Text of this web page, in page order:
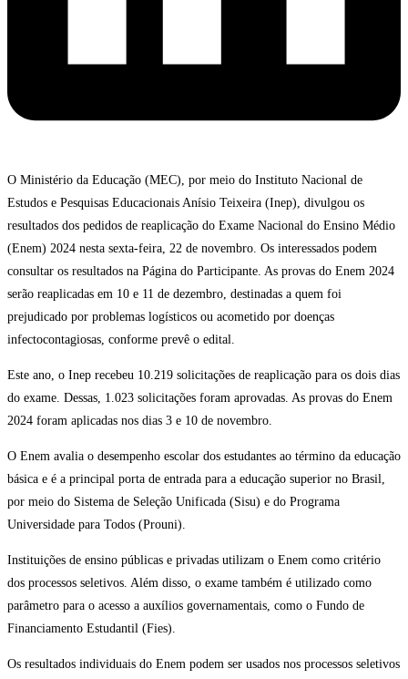
O Ministério da Educação (MEC), por meio do Instituto Nacional de
Estudos e Pesquisas Educacionais Anísio Teixeira (Inep), divulgou os
resultados dos pedidos de reaplicação do Exame Nacional do Ensino Médio
(Enem) 2024 nesta sexta-feira, 22 de novembro. Os interessados podem
consultar os resultados na Página do Participante. As provas do Enem 2024
serão reaplicadas em 10 e 11 de dezembro, destinadas a quem foi
prejudicado por problemas logísticos ou acometido por doenças
infectocontagiosas, conforme prevê o edital.
Este ano, o Inep recebeu 10.219 solicitações de reaplicação para os dois dias
do exame. Dessas, 1.023 solicitações foram aprovadas. As provas do Enem
2024 foram aplicadas nos dias 3 e 10 de novembro.
O Enem avalia o desempenho escolar dos estudantes ao término da educação
básica e é a principal porta de entrada para a educação superior no Brasil,
por meio do Sistema de Seleção Unificada (Sisu) e do Programa
Universidade para Todos (Prouni).
Instituições de ensino públicas e privadas utilizam o Enem como critério
dos processos seletivos. Além disso, o exame também é utilizado como
parâmetro para o acesso a auxílios governamentais, como o Fundo de
Financiamento Estudantil (Fies).
Os resultados individuais do Enem podem ser usados nos processos seletivos